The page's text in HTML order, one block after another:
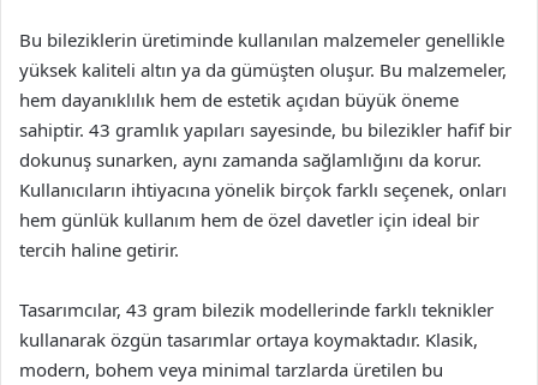
Bu bileziklerin üretiminde kullanılan malzemeler genellikle
yüksek kaliteli altın ya da gümüşten oluşur. Bu malzemeler,
hem dayanıklılık hem de estetik açıdan büyük öneme
sahiptir. 43 gramlık yapıları sayesinde, bu bilezikler hafif bir
dokunuş sunarken, aynı zamanda sağlamlığını da korur.
Kullanıcıların ihtiyacına yönelik birçok farklı seçenek, onları
hem günlük kullanım hem de özel davetler için ideal bir
tercih haline getirir.
Tasarımcılar, 43 gram bilezik modellerinde farklı teknikler
kullanarak özgün tasarımlar ortaya koymaktadır. Klasik,
modern, bohem veya minimal tarzlarda üretilen bu